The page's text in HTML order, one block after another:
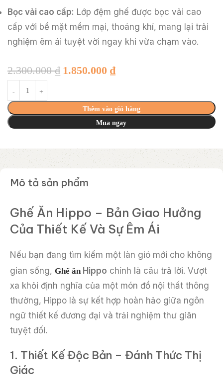
Bọc vải cao cấp: Lớp đệm ghế được bọc vải cao
cấp với bề mặt mềm mại, thoáng khí, mang lại trải
nghiệm êm ái tuyệt vời ngay khi vừa chạm vào.
2.300.000₫ 1.850.000 ₫
Thêm vào giỏ hàng
Mua ngay
Mô tả sản phẩm
Ghế Ăn Hippo – Bản Giao Hưởng
Của Thiết Kế Và Sự Êm Ái
Nếu bạn đang tìm kiếm một làn gió mới cho không
gian sống, Ghế ănHippo chính là câu trả lời. Vượt
xa khỏi định nghĩa của một món đồ nội thất thông
thường, Hippo là sự kết hợp hoàn hảo giữa ngôn
ngữ thiết kế đương đại và trải nghiệm thư giãn
tuyệt đối.
1. Thiết Kế Độc Bản – Đánh Thức Thị
Giác